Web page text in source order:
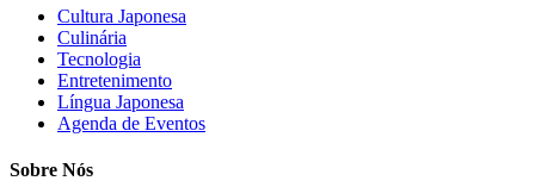
Cultura Japonesa
Culinária
Tecnologia
Entretenimento
Língua Japonesa
Agenda de Eventos
Sobre Nós